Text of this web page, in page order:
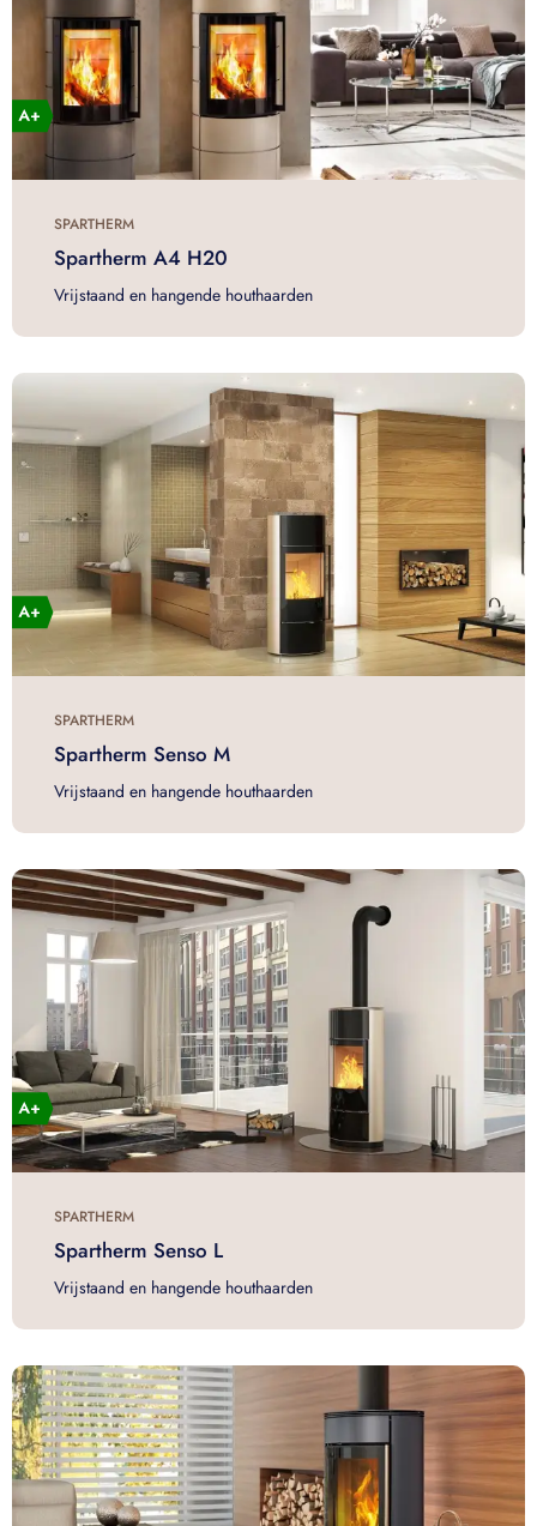
SPARTHERM
Spartherm A4 H20
Vrijstaand en hangende houthaarden
SPARTHERM
Spartherm Senso M
Vrijstaand en hangende houthaarden
SPARTHERM
Spartherm Senso L
Vrijstaand en hangende houthaarden